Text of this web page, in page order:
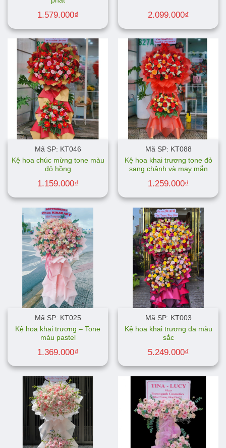
1.579.000₫ 2.099.000₫
Mã SP: KT046
Kệ hoa chúc mừng tone màu
đỏ hồng
1.159.000₫
Mã SP: KT088
Kệ hoa khai trương tone đỏ
sang chảnh và may mắn
1.259.000₫
Mã SP: KT025
Kệ hoa khai trương – Tone
màu pastel
1.369.000₫
Mã SP: KT003
Kệ hoa khai trương đa màu
sắc
5.249.000₫